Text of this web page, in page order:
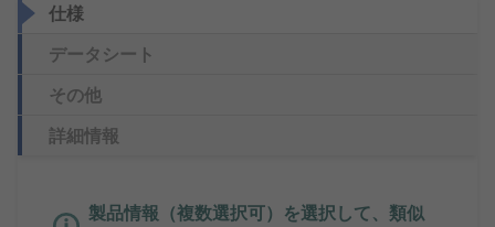
仕様
データシート
その他
詳細情報
製品情報（複数選択可）を選択して、類似